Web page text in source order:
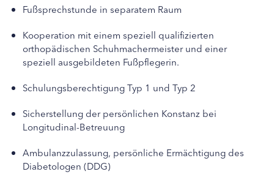
Fußsprechstunde in separatem Raum
Kooperation mit einem speziell qualifizierten
orthopädischen Schuhmachermeister und einer
speziell ausgebildeten Fußpflegerin.
Schulungsberechtigung Typ 1 und Typ 2
Sicherstellung der persönlichen Konstanz bei
Longitudinal-Betreuung
Ambulanzzulassung, persönliche Ermächtigung des
Diabetologen (DDG)